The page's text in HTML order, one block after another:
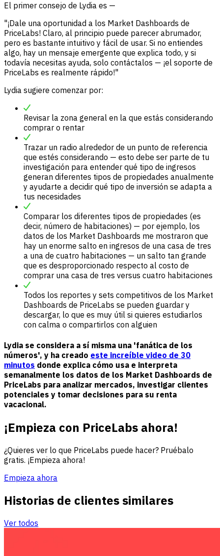
El primer consejo de Lydia es —
"¡Dale una oportunidad a los Market Dashboards de
PriceLabs! Claro, al principio puede parecer abrumador,
pero es bastante intuitivo y fácil de usar. Si no entiendes
algo, hay un mensaje emergente que explica todo, y si
todavía necesitas ayuda, solo contáctalos — ¡el soporte de
PriceLabs es realmente rápido!"
Lydia sugiere comenzar por:
Revisar la zona general en la que estás considerando
comprar o rentar
Trazar un radio alrededor de un punto de referencia
que estés considerando — esto debe ser parte de tu
investigación para entender qué tipo de ingresos
generan diferentes tipos de propiedades anualmente
y ayudarte a decidir qué tipo de inversión se adapta a
tus necesidades
Comparar los diferentes tipos de propiedades (es
decir, número de habitaciones) — por ejemplo, los
datos de los Market Dashboards me mostraron que
hay un enorme salto en ingresos de una casa de tres
a una de cuatro habitaciones — un salto tan grande
que es desproporcionado respecto al costo de
comprar una casa de tres versus cuatro habitaciones
Todos los reportes y sets competitivos de los Market
Dashboards de PriceLabs se pueden guardar y
descargar, lo que es muy útil si quieres estudiarlos
con calma o compartirlos con alguien
Lydia se considera a sí misma una 'fanática de los
números', y ha creado este increíble video de 30
minutos donde explica cómo usa e interpreta
semanalmente los datos de los Market Dashboards de
PriceLabs para analizar mercados, investigar clientes
potenciales y tomar decisiones para su renta
vacacional.
¡Empieza con PriceLabs ahora!
¿Quieres ver lo que PriceLabs puede hacer? Pruébalo
gratis. ¡Empieza ahora!
Empieza ahora
Historias de clientes similares
Ver todos